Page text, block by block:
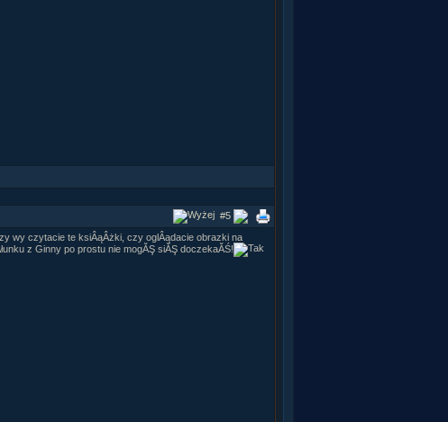
#5
wy czytacie te ksiÂąÂżki, czy oglÂądacie obrazki na
z Ginny po prostu nie mogĂŞ siĂŞ doczekaĂŚ!